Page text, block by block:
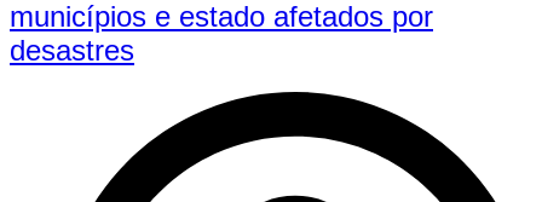
municípios e estado afetados por
desastres